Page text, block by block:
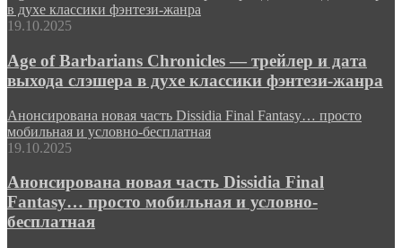
в духе классики фэнтези-жанра
19.10.2025
Age of Barbarians Chronicles — трейлер и дата
выхода слэшера в духе классики фэнтези-жанра
Анонсирована новая часть Dissidia Final Fantasy… просто
мобильная и условно-бесплатная
19.10.2025
Анонсирована новая часть Dissidia Final
Fantasy… просто мобильная и условно-
бесплатная